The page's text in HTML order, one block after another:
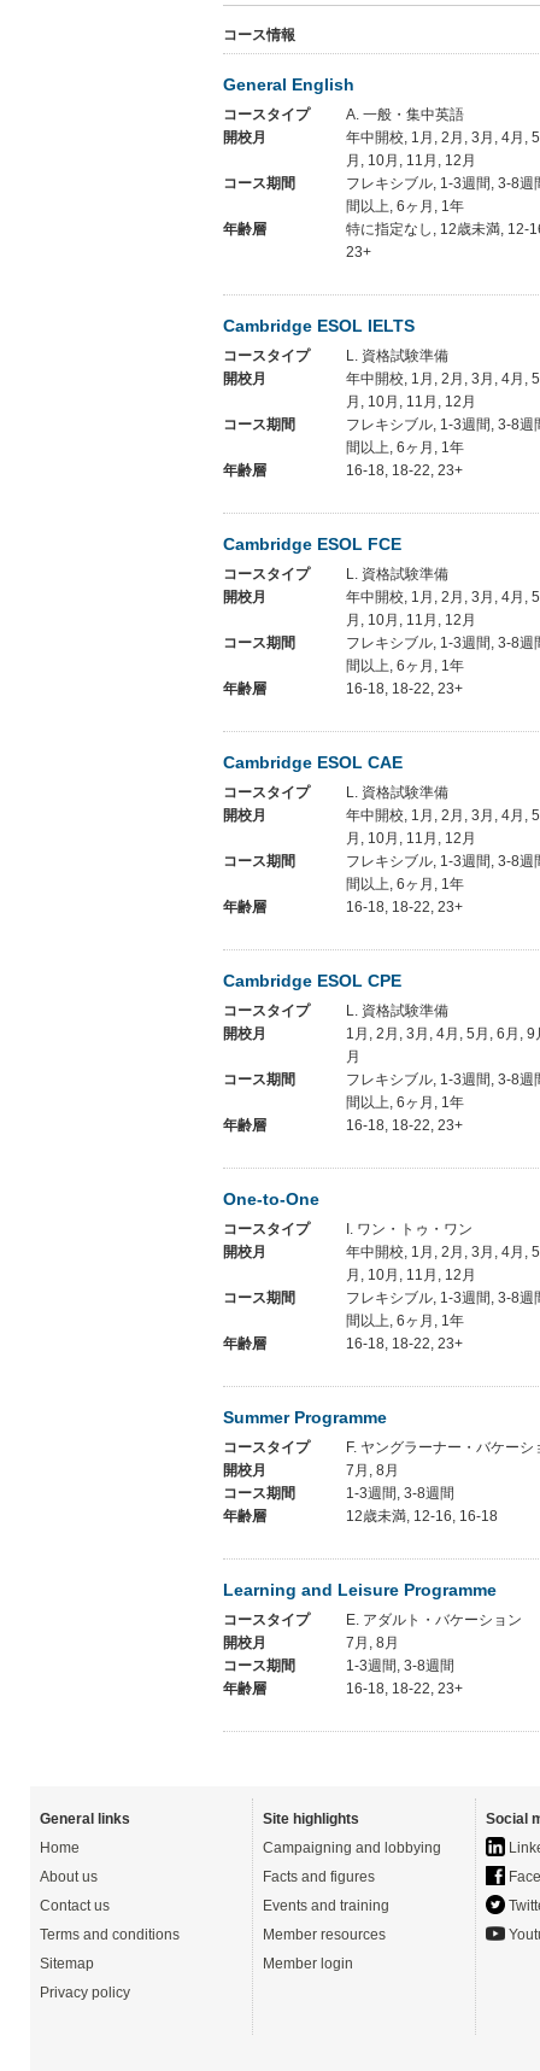
コース情報
General English
コースタイプ
A. 一般・集中英語
開校月
年中開校, 1月, 2月, 3月, 4月,
月, 10月, 11月, 12月
コース期間
フレキシブル, 1-3週間, 3-8週
間以上, 6ヶ月, 1年
年齢層
特に指定なし, 12歳未満, 12-
23+
Cambridge ESOL IELTS
コースタイプ
L. 資格試験準備
開校月
年中開校, 1月, 2月, 3月, 4月,
月, 10月, 11月, 12月
コース期間
フレキシブル, 1-3週間, 3-8週
間以上, 6ヶ月, 1年
年齢層
16-18, 18-22, 23+
Cambridge ESOL FCE
コースタイプ
L. 資格試験準備
開校月
年中開校, 1月, 2月, 3月, 4月,
月, 10月, 11月, 12月
コース期間
フレキシブル, 1-3週間, 3-8週
間以上, 6ヶ月, 1年
年齢層
16-18, 18-22, 23+
Cambridge ESOL CAE
コースタイプ
L. 資格試験準備
開校月
年中開校, 1月, 2月, 3月, 4月,
月, 10月, 11月, 12月
コース期間
フレキシブル, 1-3週間, 3-8週
間以上, 6ヶ月, 1年
年齢層
16-18, 18-22, 23+
Cambridge ESOL CPE
コースタイプ
L. 資格試験準備
開校月
1月, 2月, 3月, 4月, 5月, 6月,
月
コース期間
フレキシブル, 1-3週間, 3-8週
間以上, 6ヶ月, 1年
年齢層
16-18, 18-22, 23+
One-to-One
コースタイプ
I. ワン・トゥ・ワン
開校月
年中開校, 1月, 2月, 3月, 4月,
月, 10月, 11月, 12月
コース期間
フレキシブル, 1-3週間, 3-8週
間以上, 6ヶ月, 1年
年齢層
16-18, 18-22, 23+
Summer Programme
コースタイプ
F. ヤングラーナー・バケーシ
開校月
7月, 8月
コース期間
1-3週間, 3-8週間
年齢層
12歳未満, 12-16, 16-18
Learning and Leisure Programme
コースタイプ
E. アダルト・バケーション
開校月
7月, 8月
コース期間
1-3週間, 3-8週間
年齢層
16-18, 18-22, 23+
General links
Home
About us
Contact us
Terms and conditions
Sitemap
Privacy policy
Site highlights
Campaigning and lobbying
Facts and figures
Events and training
Member resources
Member login
Social